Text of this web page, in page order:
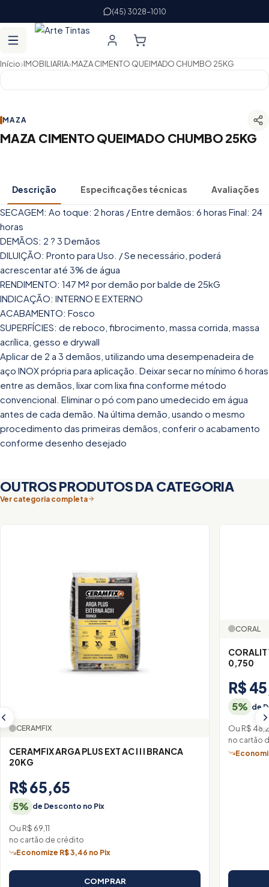
(45) 3028-1010
Início›IMOBILIARIA›MAZA CIMENTO QUEIMADO CHUMBO 25KG
MAZA
MAZA CIMENTO QUEIMADO CHUMBO 25KG
Descrição Especificações técnicas Avaliações
SECAGEM: Ao toque: 2 horas / Entre demãos: 6 horas Final: 24
horas
DEMÃOS: 2 ? 3 Demãos
DILUIÇÃO: Pronto para Uso. / Se necessário, poderá
acrescentar até 3% de água
RENDIMENTO: 147 M² por demão por balde de 25kG
INDICAÇÃO: INTERNO E EXTERNO
ACABAMENTO: Fosco
SUPERFÍCIES: de reboco, fibrocimento, massa corrida, massa
acrílica, gesso e drywall
Aplicar de 2 a 3 demãos, utilizando uma desempenadeira de
aço INOX própria para aplicação. Deixar secar no mínimo 6 horas
entre as demãos, lixar com lixa fina conforme método
convencional. Eliminar o pó com pano umedecido em água
antes de cada demão. Na última demão, usando o mesmo
procedimento das primeiras demãos, conferir o acabamento
conforme desenho desejado
OUTROS PRODUTOS DA CATEGORIA
Ver categoria completa
CERAMFIX
CERAMFIX ARGA PLUS EXT AC I I I BRANCA
20KG
R$ 65,65
5% de Desconto no Pix
Ou R$ 69,11
no cartão de crédito
Economize R$ 3,46 no Pix
COMPRAR
CORAL
CORALIT
0,750
R$
5% de
Ou R$
no cartão